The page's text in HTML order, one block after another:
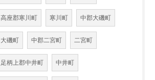
高座郡寒川町 寒川町 中郡大磯町
大磯町 中郡二宮町 二宮町
足柄上郡中井町 中井町